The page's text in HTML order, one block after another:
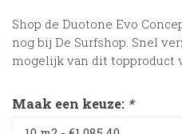
Shop de Duotone Evo
nog bij De Surfshop. Snel
mogelijk van dit topproduct
Maak een keuze: *